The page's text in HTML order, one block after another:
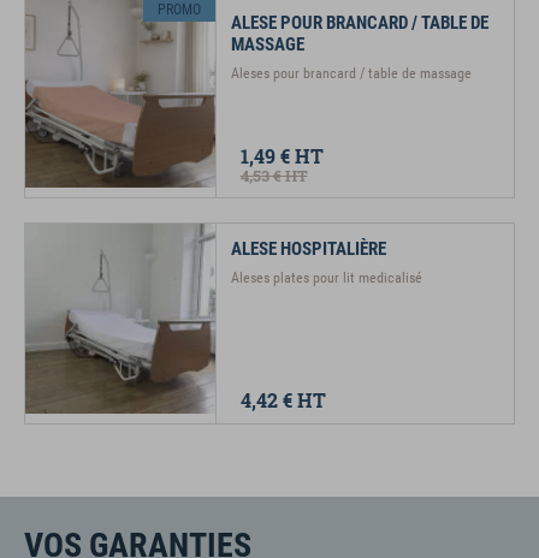
PROMO
ALESE POUR BRANCARD / TABLE DE
MASSAGE
Aleses pour brancard / table de massage
1,49 €HT
4,53 €HT
ALESE HOSPITALIÈRE
Aleses plates pour lit medicalisé
4,42 €HT
VOS GARANTIES